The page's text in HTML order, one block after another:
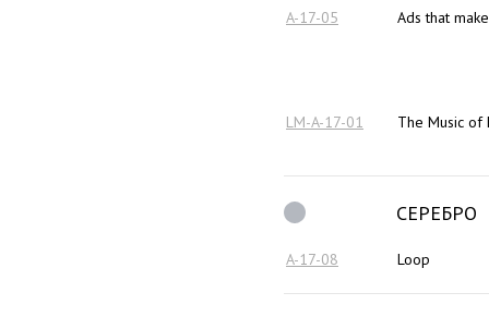
A-17-05 Ads that
LM-A-17-01 The Music of
СЕРЕБРО
A-17-08 Loop